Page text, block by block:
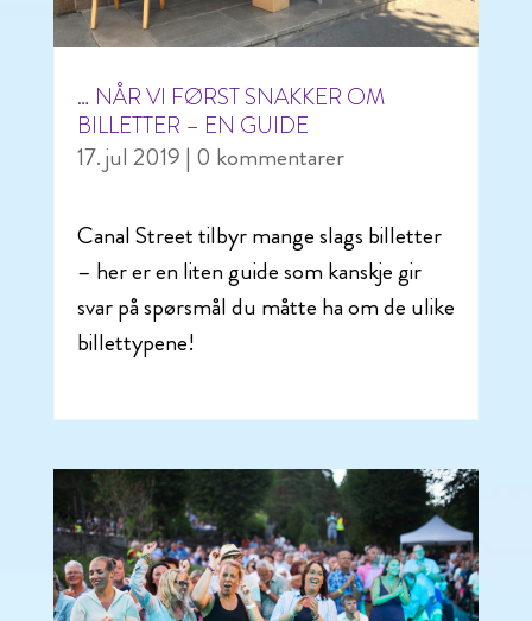
… NÅR VI FØRST SNAKKER OM
BILLETTER – EN GUIDE
17. jul 2019 | 0 kommentarer
Canal Street tilbyr mange slags billetter
– her er en liten guide som kanskje gir
svar på spørsmål du måtte ha om de ulike
billettypene!